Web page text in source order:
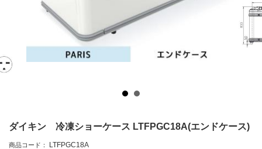
ダイキン 冷凍ショーケース LTFPGC18A(エンドケース)
商品コード： LTFPGC18A